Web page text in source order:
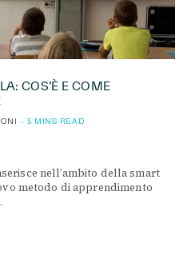
COS’È E COME
5 MINS READ
nell’ambito della smart
metodo di apprendimento